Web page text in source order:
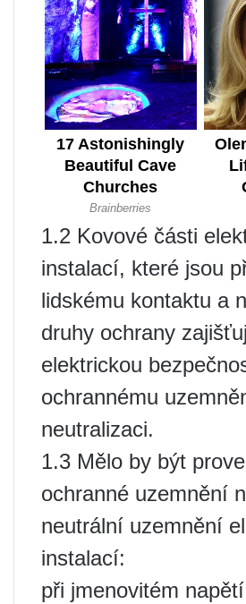
1.2 Kovové části
instalací, které jsou
lidskému kontaktu a
druhy ochrany
elektrickou
ochrannému
neutralizaci.
1.3 Mělo by být
ochranné uzemnění
neutrální uzemnění
instalací:
při jmenovitém